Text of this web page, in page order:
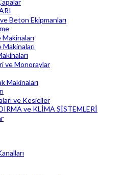
Beton Ekipmanları
ve Monoraylar
Makinaları
ve Kesiciler
ve KLİMA SİSTEMLERİ